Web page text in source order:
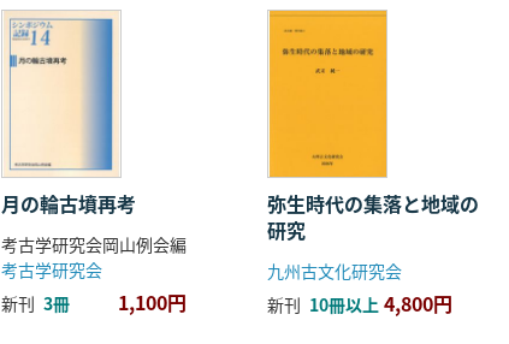
月の輪古墳再考
考古学研究会岡山例会編
考古学研究会
新刊 3冊 1,100円
弥生時代の集落と地域の
研究
九州古文化研究会
新刊 10冊以上 4,800円